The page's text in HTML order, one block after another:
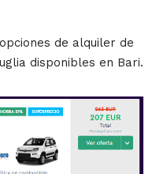
de alquiler de
disponibles en Bari.